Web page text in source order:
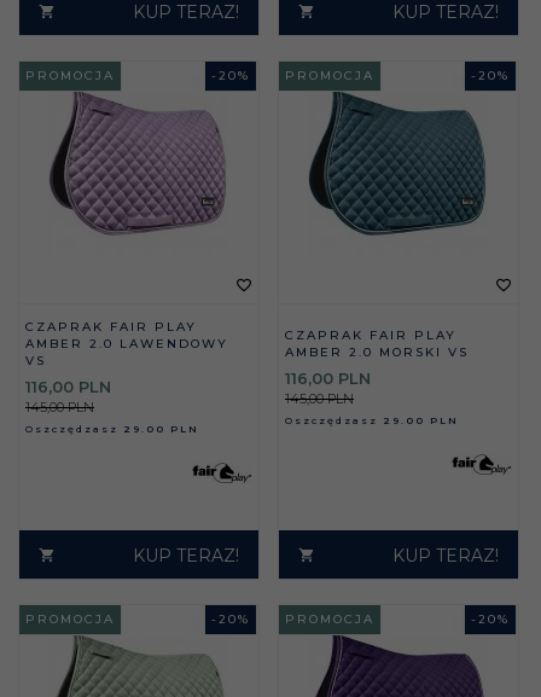
KUP TERAZ! KUP TERAZ!
- 20%
PROMOCJA
CZAPRAK FAIR PLAY
AMBER 2.0 LAWENDOWY
VS
116,00 PLN
145,00 PLN
Oszczędzasz 29.00 PLN
KUP TERAZ!
- 20%
PROMOCJA
CZAPRAK FAIR PLAY
AMBER 2.0 MORSKI VS
116,00 PLN
145,00 PLN
Oszczędzasz 29.00 PLN
KUP TERAZ!
- 20%
PROMOCJA - 20%
PROMOCJA